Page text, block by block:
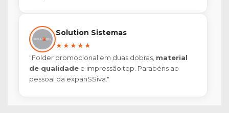
Solution Sistemas
★★★★★
"Folder promocional em duas dobras, material
de qualidadee impressão top. Parabéns ao
pessoal da expanSSiva."